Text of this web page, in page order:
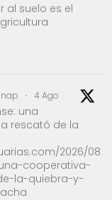
al suelo es el
· 4 Ago
una
rescató de la
2026/08/
cooperativa-
la-quiebra-y-